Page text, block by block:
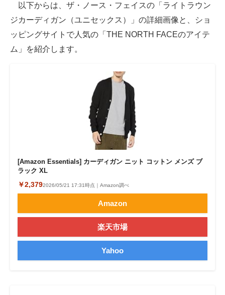
以下からは、ザ・ノース・フェイスの「ライトラウン
ジカーディガン（ユニセックス）」の詳細画像と、ショ
ッピングサイトで人気の「THE NORTH FACEのアイテ
ム」を紹介します。
[Amazon Essentials] カーディガン ニット コットン メンズ ブ
ラック XL
￥2,3792026/05/21 17:31時点｜Amazon調べ
Amazon
楽天市場
Yahoo